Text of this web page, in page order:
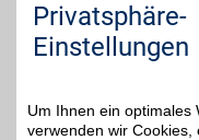
Adresse
Privatsphäre-
Einstellungen
Um Ihnen ein optimales
verwenden wir